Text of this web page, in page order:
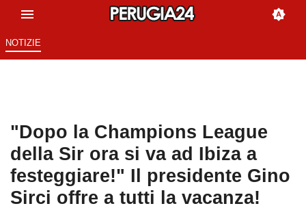
NOTIZIE
"Dopo la Champions League
della Sir ora si va ad Ibiza a
festeggiare!" Il presidente Gino
Sirci offre a tutti la vacanza!